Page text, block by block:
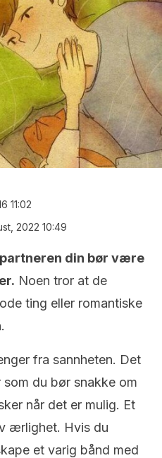
11:02
2022 10:49
din bør være
Noen tror at de
ting eller romantiske
fra sannheten. Det
du bør snakke om
når det er mulig. Et
ærlighet. Hvis du
et varig bånd med